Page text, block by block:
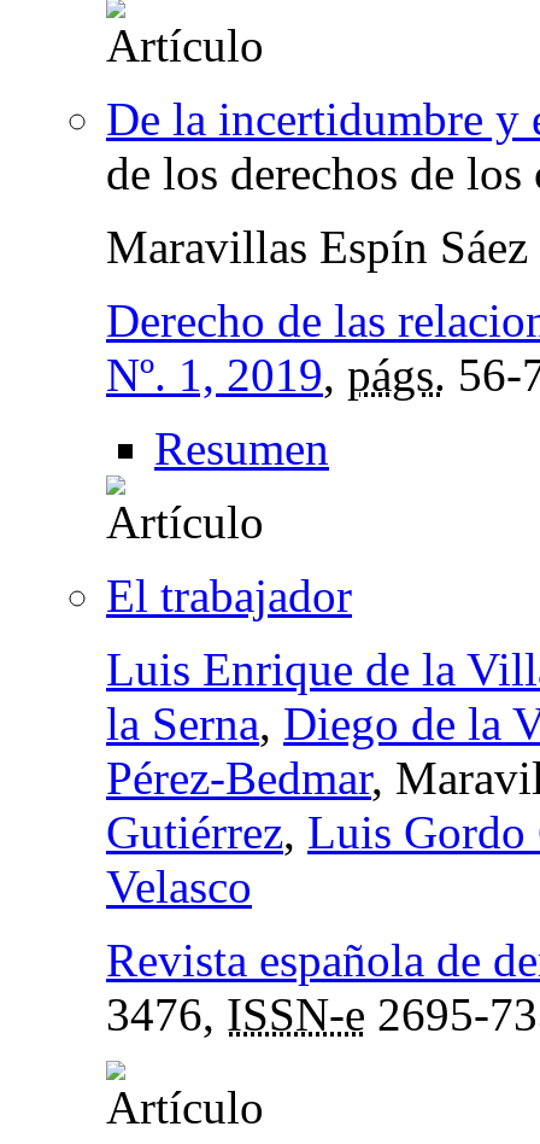
De la incertidumbre y
de los derechos de los
Maravillas Espín Sáez
Derecho de las
Nº. 1, 2019, págs. 56-
Resumen
El trabajador
Luis Enrique de la
la Serna, Diego de la
Pérez-Bedmar,
Gutiérrez, Luis Gordo
Velasco
Revista española de
3476, ISSN-e 2695-